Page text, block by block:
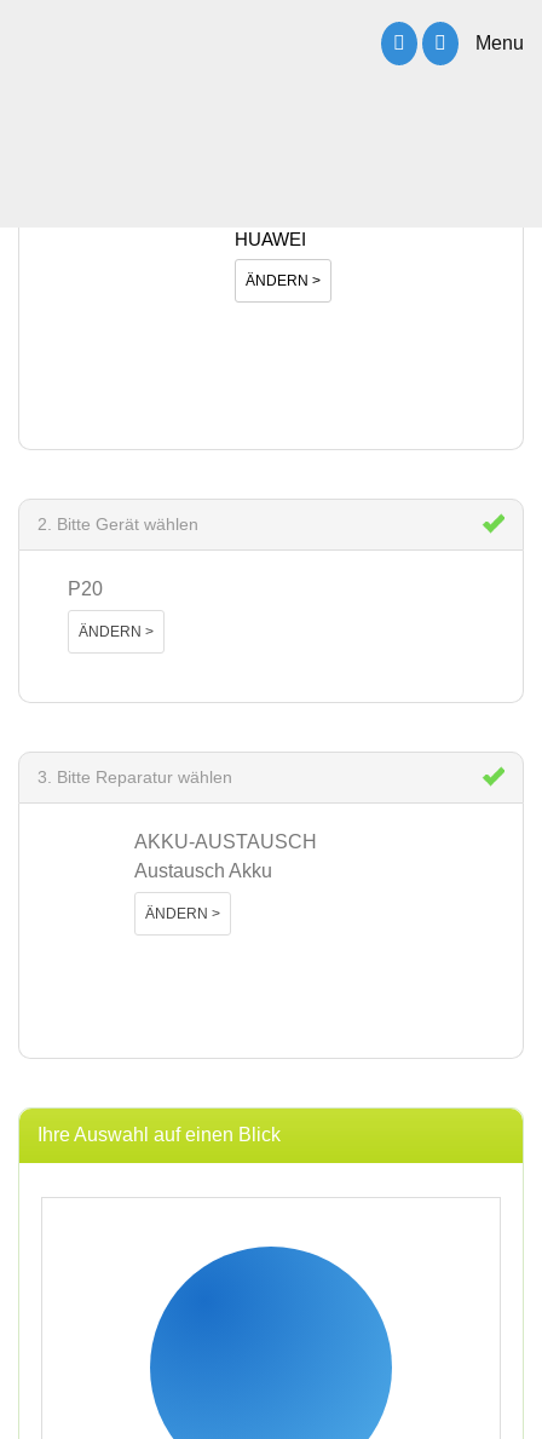
Menu
HUAWEI
ÄNDERN >
2. Bitte Gerät wählen
P20
ÄNDERN >
3. Bitte Reparatur wählen
AKKU-AUSTAUSCH
Austausch Akku
ÄNDERN >
Ihre Auswahl auf einen Blick